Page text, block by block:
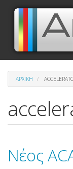
Παράκαμψη
κυρίως
περιεχόμενο
ΑΡΧΙΚΉ
Νέος